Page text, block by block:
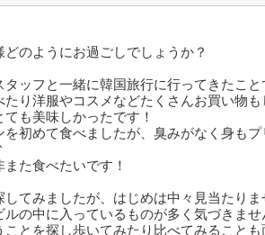
のようにお過ごしでしょうか？
タッフと一緒に韓国旅行に行ってきたこ
たり洋服やコスメなどたくさんお買い物
も美味しかったです！
を初めて食べましたが、臭みがなく身も
た食べたいです！
してみましたが、はじめは中々見当たり
ルの中に入っているものが多く気づきま
ことを探し歩いてみたり比べてみること